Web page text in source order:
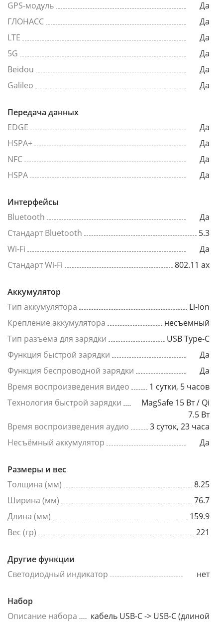
GPS-модуль
Да
ГЛОНАСС
Да
LTE
Да
5G
Да
Beidou
Да
Galileo
Да
Передача данных
EDGE
Да
HSPA+
Да
NFC
Да
HSPA
Да
Интерфейсы
Bluetooth
Да
Стандарт Bluetooth
5.3
Wi-Fi
Да
Стандарт Wi-Fi
802.11 ax
Аккумулятор
Тип аккумулятора
Li-Ion
Крепление аккумулятора
несъемный
Тип разъема для зарядки
USB Type-C
Функция быстрой зарядки
Да
Функция беспроводной зарядки
Да
Время воспроизведения видео
1 сутки, 5 часов
Технология быстрой зарядки
MagSafe 15 Вт / Qi
7.5 Вт
Время воспроизведения аудио
3 суток, 23 часа
Несъёмный аккумулятор
Да
Размеры и вес
Толщина (мм)
8.25
Ширина (мм)
76.7
Длина (мм)
159.9
Вес (гр)
221
Другие функции
Светодиодный индикатор
нет
Набор
Описание набора
кабель USB-C -> USB-C (длиной